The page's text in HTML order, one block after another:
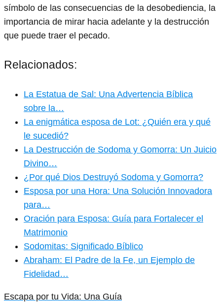
símbolo de las consecuencias de la desobediencia, la
importancia de mirar hacia adelante y la destrucción
que puede traer el pecado.
Relacionados:
La Estatua de Sal: Una Advertencia Bíblica
sobre la…
La enigmática esposa de Lot: ¿Quién era y qué
le sucedió?
La Destrucción de Sodoma y Gomorra: Un Juicio
Divino…
¿Por qué Dios Destruyó Sodoma y Gomorra?
Esposa por una Hora: Una Solución Innovadora
para…
Oración para Esposa: Guía para Fortalecer el
Matrimonio
Sodomitas: Significado Bíblico
Abraham: El Padre de la Fe, un Ejemplo de
Fidelidad…
Escapa por tu Vida: Una Guía